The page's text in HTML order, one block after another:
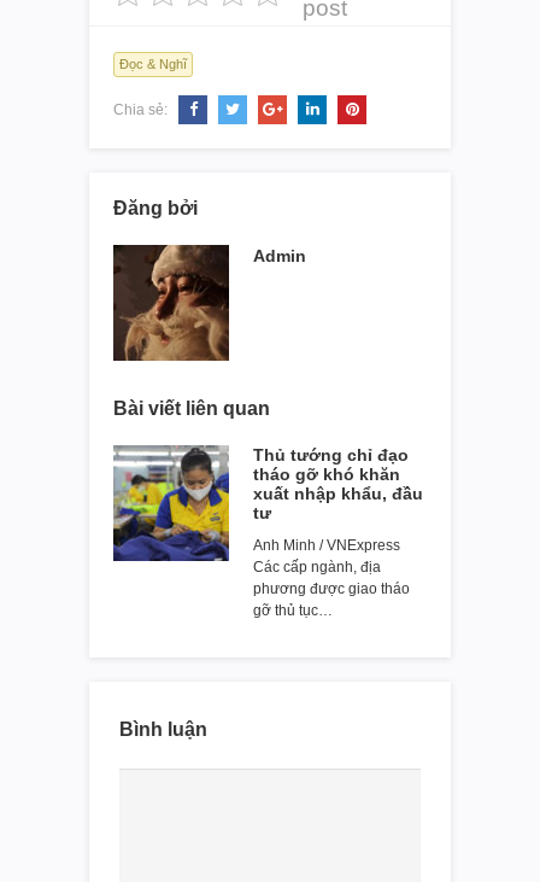
post
Đọc & Nghĩ
Chia sẻ:
Đăng bởi
Admin
Bài viết liên quan
Thủ tướng chỉ đạo
tháo gỡ khó khăn
xuất nhập khẩu, đầu
tư
Anh Minh / VNExpress
Các cấp ngành, địa
phương được giao tháo
gỡ thủ tục…
Bình luận